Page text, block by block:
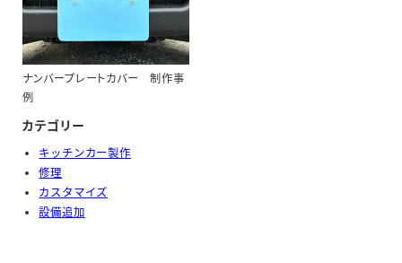
ナンバープレートカバー 制作事
例
カテゴリー
キッチンカー製作
修理
カスタマイズ
設備追加